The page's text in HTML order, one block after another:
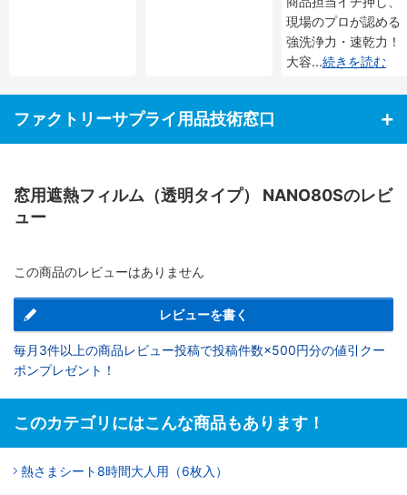
現場のプロが認める
強洗浄力・速乾力！
大容...続きを読む
ファクトリーサプライ用品技術窓口
窓用遮熱フィルム（透明タイプ） NANO80Sのレビ
ュー
この商品のレビューはありません
レビューを書く
毎月3件以上の商品レビュー投稿で投稿件数×500円分の値引クー
ポンプレゼント！
このカテゴリにはこんな商品もあります！
熱さまシート8時間大人用（6枚入）